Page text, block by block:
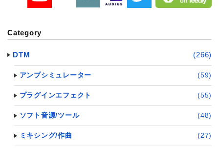
Category
DTM (266)
アンプシミュレーター (59)
プラグインエフェクト (55)
ソフト音源/ツール (48)
ミキシング/作曲 (27)